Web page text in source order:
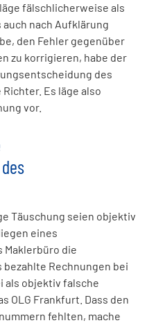
fälschlicherweise als
nach Aufklärung
den Fehler gegenüber
zu korrigieren, habe der
des
Es läge also
vor.
Täuschung seien objektiv
eines
Maklerbüro die
Rechnungen bei
als objektiv falsche
OLG Frankfurt. Dass den
fehlten, mache